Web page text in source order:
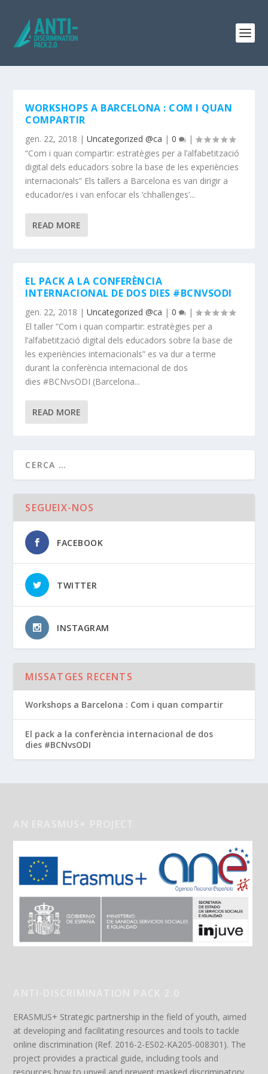
WORKSHOPS A BARCELONA : COM I QUAN
COMPARTIR
gen. 22, 2018 |Uncategorized @ca |0
|
“Com i quan compartir: estratègies per a l’alfabetització
digital dels educadors sobre la base de les experiències
internacionals” Els tallers a Barcelona es van dirigir a
educador/es i van enfocar els ‘chhallenges’...
READ MORE
EL PACK A LA CONFERÈNCIA
INTERNACIONAL DE DOS DIES #BCNVSODI
gen. 22, 2018 |Uncategorized @ca |0
|
El taller “Com i quan compartir: estratègies per a
l’alfabetització digital dels educadors sobre la base de
les experiències internacionals” es va dur a terme
durant la conferència internacional de dos
dies #BCNvsODI (Barcelona...
READ MORE
SEGUEIX-NOS
FACEBOOK
TWITTER
INSTAGRAM
MISSATGES RECENTS
Workshops a Barcelona : Com i quan compartir
El pack a la conferència internacional de dos
dies #BCNvsODI
ERASMUS+ Strategic partnership in the field of youth, aimed
at developing and facilitating resources and tools to tackle
online discrimination (Ref. 2016-2-ES02-KA205-008301). The
project provides a practical guide, including tools and